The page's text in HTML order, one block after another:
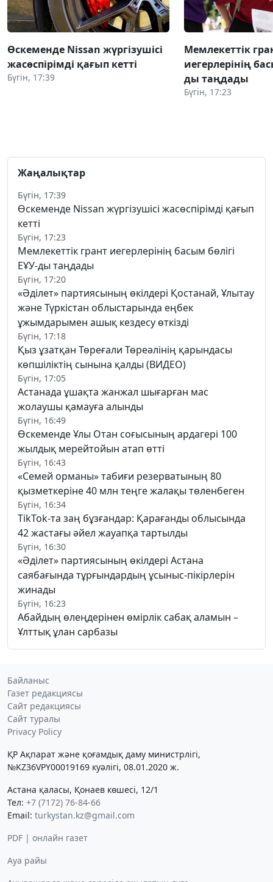
Өскеменде Nissan жүргізушісі
жасөспірімді қағып кетті
Бүгін, 17:39
Мемлекеттік
иегерлерінің
ды таңдады
Бүгін, 17:23
Жаңалықтар
Бүгін, 17:39
Өскеменде Nissan жүргізушісі жасөспірімді қағып
кетті
Бүгін, 17:23
Мемлекеттік грант иегерлерінің басым бөлігі
ЕҰУ-ды таңдады
Бүгін, 17:20
«Әділет» партиясының өкілдері Қостанай, Ұлытау
және Түркістан облыстарында еңбек
ұжымдарымен ашық кездесу өткізді
Бүгін, 17:18
Қыз ұзатқан Төреғали Төреәлінің қарындасы
көпшіліктің сынына қалды (ВИДЕО)
Бүгін, 17:05
Астанада ұшақта жанжал шығарған мас
жолаушы қамауға алынды
Бүгін, 16:49
Өскеменде Ұлы Отан соғысының ардагері 100
жылдық мерейтойын атап өтті
Бүгін, 16:43
«Семей орманы» табиғи резерватының 80
қызметкеріне 40 млн теңге жалақы төленбеген
Бүгін, 16:34
TikTok-та заң бұзғандар: Қарағанды облысында
42 жастағы әйел жауапқа тартылды
Бүгін, 16:30
«Әділет» партиясының өкілдері Астана
саябағында тұрғындардың ұсыныс-пікірлерін
жинады
Бүгін, 16:23
Абайдың өлеңдерінен өмірлік сабақ аламын –
Ұлттық ұлан сарбазы
Байланыс
Газет редакциясы
Сайт редакциясы
Сайт туралы
Privacy Policy
ҚР Ақпарат және қоғамдық даму министрлігі,
№KZ36VPY00019169 куәлігі, 08.01.2020 ж.
Астана қаласы, Қонаев көшесі, 12/1
Тел: +7 (7172) 76-84-66
Email: turkystan.kz@gmail.com
PDF | онлайн газет
Ауа райы